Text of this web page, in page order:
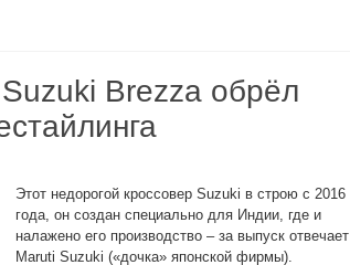
Brezza обрёл
Этот недорогой кроссовер Suzuki в строю с 2016
года, он создан специально для Индии, где и
налажено его производство – за выпуск отвечает
Maruti Suzuki («дочка» японской фирмы).